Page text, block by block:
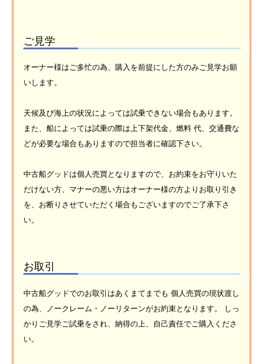
ご見学
オーナー様はご多忙の為、購入を前提にした方のみご見学お願
いします。
天候及び海上の状況によっては試乗できない場合もあります。
また、船によっては試乗の際は上下架代金、燃料 代、交通費な
どが必要な場合もありますので担当者に確認下さい。
中古船グッドは個人売買となりますので、お約束をお守りいた
だけない方、マナーの悪い方はオーナー様の方よりお取り引き
を、お断りさせていただく場合もございますのでご了承下さ
い。
お取引
中古船グッドでのお取引はあくまてまでも 個人売買の現状渡し
の為、ノークレーム・ノーリターンがお約束となります。 しっ
かりご見学ご試乗をされ、納得の上、自己責任でご購入くださ
い。